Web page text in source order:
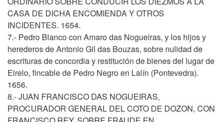
CASA DE DICHA ENCOMIENDA Y OTROS
INCIDENTES. 1654.
7.- Pedro Blanco con Amaro das Nogueiras, y los hijos y
herederos de Antonio Gil das Bouzas, sobre nulidad de
escrituras de concordia y restitución de bienes del lugar de
Eirelo, fincable de Pedro Negro en Lalín (Pontevedra).
1656.
8.- JUAN FRANCISCO DAS NOGUEIRAS,
PROCURADOR GENERAL DEL COTO DE DOZON, CON